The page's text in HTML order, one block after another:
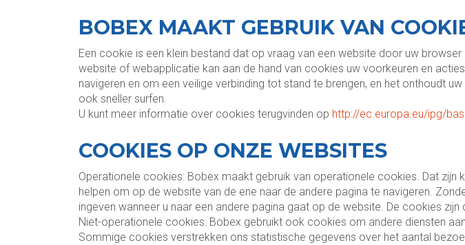
BOBEX MAAKT GEBRUIK VAN
Een cookie is een klein bestand dat op vraag van een website door uw
website of webapplicatie kan aan de hand van cookies uw voorkeuren en
navigeren en om een veilige verbinding tot stand te brengen, en het onthoudt
ook sneller surfen.
U kunt meer informatie over cookies terugvinden op http://ec.europa.eu/ipg/
COOKIES OP ONZE WEBSITES
Operationele cookies: Bobex maakt gebruik van operationele cookies. Dat
helpen om op de website van de ene naar de andere pagina te navigeren.
ingeven wanneer u naar een andere pagina gaat op de website. De cookies
Niet-operationele cookies: Bobex gebruikt ook cookies om andere diensten
Sommige cookies verstrekken ons statistische gegevens over het aantal